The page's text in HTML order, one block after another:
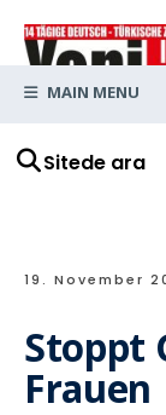
Sitede ara
MAIN MENU
19. November
Stoppt
Frauen